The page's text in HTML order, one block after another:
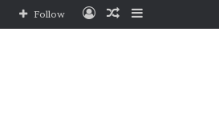
Sidebar
Random
Log
Follow